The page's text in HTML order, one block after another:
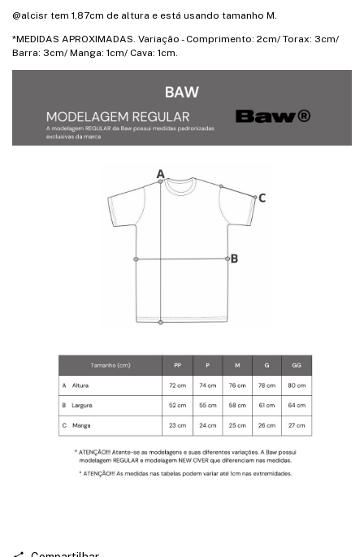
@alcisr tem 1,87cm de altura e está usando tamanho M.
*MEDIDAS APROXIMADAS. Variação - Comprimento: 2cm/ Torax: 3cm/
Barra: 3cm/ Manga: 1cm/ Cava: 1cm.